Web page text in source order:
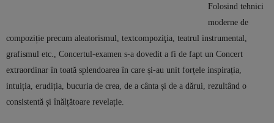
Folosind tehnici
moderne de
compoziție precum aleatorismul, textcompoziţia, teatrul instrumental,
grafismul etc., Concertul-examen s-a dovedit a fi de fapt un Concert
extraordinar în toată splendoarea în care și-au unit forțele inspirația,
intuiția, erudiția, bucuria de crea, de a cânta și de a dărui, rezultând o
consistentă și înălțătoare revelație.